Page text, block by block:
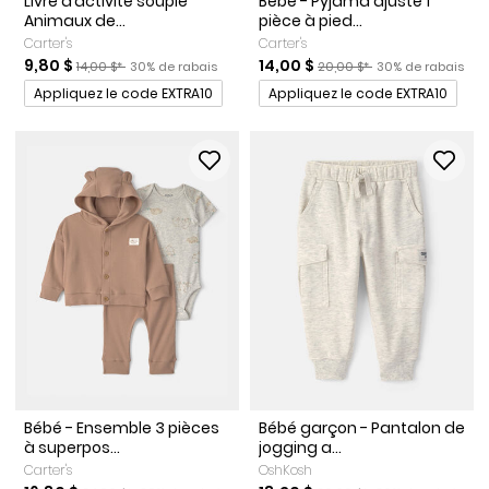
Animaux de...
Carter's
Prix de solde
9,80 $Prix ​​de détail suggéré par le fabricant
14,00 $* Pourcentage de rabais
30% de rabais
Promotions
Appliquez le code EXTRA10
pièce à pied...
Carter's
Prix de solde
14,00 $ Prix ​​de détail suggéré par
20,00 $* Pourcentage de
30% de rabais
Promotions
Appliquez le code EXTRA10
Bébé - Ensemble 3 pièces
à superpos...
Carter's
Bébé garçon - Pantalon de
jogging a...
OshKosh